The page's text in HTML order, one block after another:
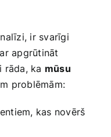
ir svarīgi
apgrūtināt
rāda, ka mūsu
problēmām:
kas novērš